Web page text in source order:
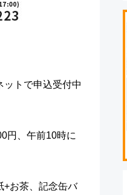
トで申込受付中
円、午前10時に
+お茶、記念缶バ